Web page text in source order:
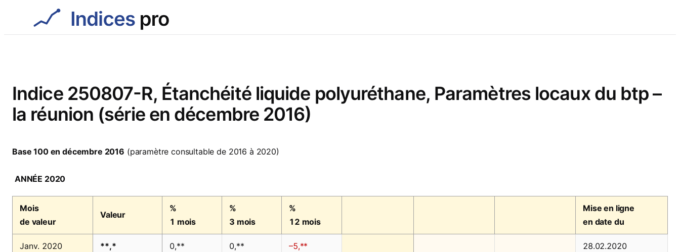
contenu
Indice 250807-R, Étanchéité liquide polyuréthane, Paramètres locaux du btp –
la réunion (série en décembre 2016)
Base 100 en décembre 2016 (paramètre consultable de 2016 à 2020)
ANNÉE 2020
Mois
de valeur
Valeur
%
1 mois
%
3 mois
%
12 mois
Mise en ligne
en date du
Janv. 2020 **,* 0,** 0,** –5,** 28.02.2020